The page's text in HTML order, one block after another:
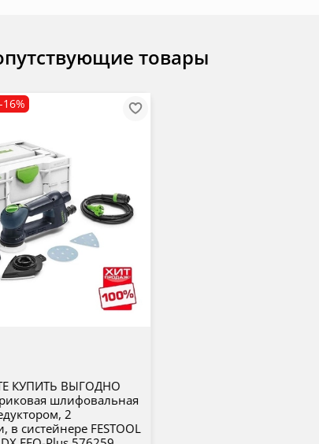
товары
-16%
КУПИТЬ ВЫГОДНО
шлифовальная
2
в систейнере FESTOOL